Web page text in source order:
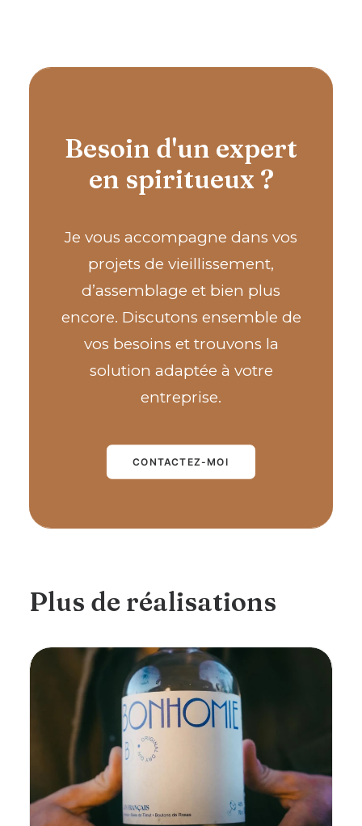
Besoin d'un expert
en spiritueux ?
Je vous accompagne dans vos
projets de vieillissement,
d’assemblage et bien plus
encore. Discutons ensemble de
vos besoins et trouvons la
solution adaptée à votre
entreprise.
CONTACTEZ-MOI
Plus de réalisations